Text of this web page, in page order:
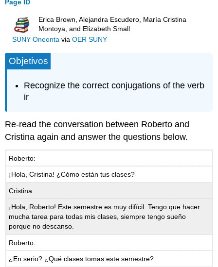
Page ID
Erica Brown, Alejandra Escudero, María Cristina
Montoya, and Elizabeth Small
SUNY Oneontavia OER SUNY
Objetivos
Recognize the correct conjugations of the verb
ir
Re-read the conversation between Roberto and
Cristina again and answer the questions below.
Roberto:
¡Hola, Cristina! ¿Cómo están tus clases?
Cristina:
¡Hola, Roberto! Este semestre es muy difícil. Tengo que hacer
mucha tarea para todas mis clases, siempre tengo sueño
porque no descanso.
Roberto:
¿En serio? ¿Qué clases tomas este semestre?